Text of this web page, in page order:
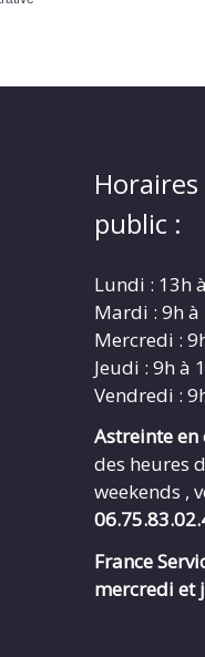
public :
Lundi : 13h
Mardi : 9h à
Mercredi :
Jeudi : 9h à
Vendredi :
Astreinte en
des heures
weekends ,
France
mercredi et